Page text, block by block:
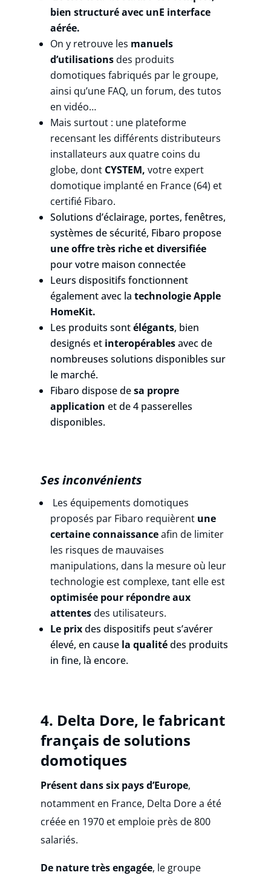
bien structuré avec unE interface
aérée.
On y retrouve les manuels
d’utilisationsdes produits
domotiques fabriqués par le groupe,
ainsi qu’une FAQ, un forum, des tutos
en vidéo…
Mais surtout : une plateforme
recensant les différents distributeurs
installateurs aux quatre coins du
globe, dont CYSTEM,votre expert
domotique implanté en France (64) et
certifié Fibaro.
Solutions d’éclairage, portes, fenêtres,
systèmes de sécurité, Fibaro propose
une offre très riche et diversifiée
pour votre maison connectée
Leurs dispositifs fonctionnent
également avec latechnologie Apple
HomeKit.
Les produits sontélégants, bien
designés et interopérablesavec de
nombreuses solutions disponibles sur
le marché.
Fibaro dispose desa propre
application et de 4 passerelles
disponibles.
Ses inconvénients
Les équipements domotiques
proposés par Fibaro requièrent une
certaine connaissanceafin de limiter
les risques de mauvaises
manipulations, dans la mesure où leur
technologie est complexe, tant elle est
optimisée pour répondre aux
attentesdes utilisateurs.
Le prixdes dispositifs peut s’avérer
élevé, en cause la qualitédes produits
in fine, là encore.
4. Delta Dore, le fabricant
français de solutions
domotiques
Présent dans six pays d’Europe,
notamment en France, Delta Dore a été
créée en 1970 et emploie près de 800
salariés.
De nature très engagée, le groupe